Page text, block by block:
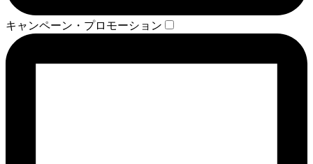
キャンペーン・プロモーション